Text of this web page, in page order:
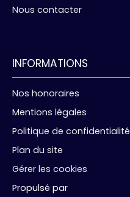
Nous contacter
INFORMATIONS
Nos honoraires
Mentions légales
Politique de confidentialité
Plan du site
Gérer les cookies
Propulsé par